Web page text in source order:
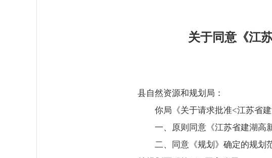
关于同意《江
县自然资源和规划局：
你局《关于请求批准<江苏省
一、原则同意《江苏省建湖高
二、同意《规划》确定的规划